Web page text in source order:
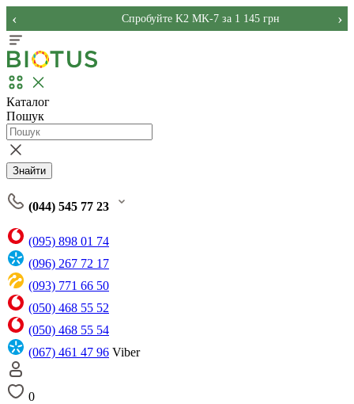
Спробуйте K2 MK-7 за 1 145 грн
‹ ›
Каталог
Пошук
Знайти
(044) 545 77 23
(095) 898 01 74
(096) 267 72 17
(093) 771 66 50
(050) 468 55 52
(050) 468 55 54
(067) 461 47 96 Viber
0